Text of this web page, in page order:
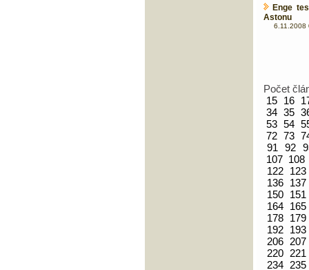
Enge
Astonu
6.11.2008
Počet
15 16
34 35
53 54
72 73
91
92
107 108
122
123
136
137
150
151
164
165
178
179
192
193
206 207
220
221
234
235